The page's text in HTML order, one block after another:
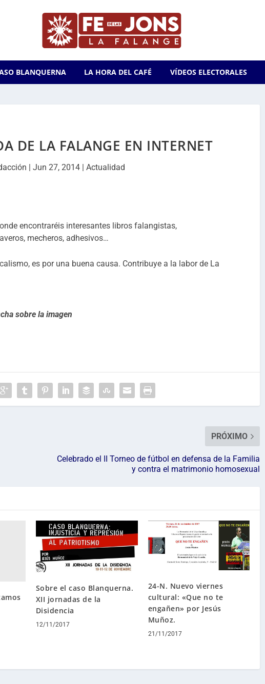
BLANQUERNA LA HORA DEL CAFÉ VÍDEOS ELECTORALES
DE LA FALANGE EN INTERNET
| Jun 27, 2014| Actualidad
encontraréis interesantes libros falangistas,
mecheros, adhesivos…
es por una buena causa. Contribuye a la labor de La
sobre la imagen
PRÓXIMO
Celebrado el II Torneo de fútbol en defensa de la Familia
y contra el matrimonio homosexual
Sobre el caso Blanquerna.
XII jornadas de la
Disidencia
12/11/2017
24-N. Nuevo viernes
cultural: «Que no te
engañen» por Jesús
Muñoz.
21/11/2017